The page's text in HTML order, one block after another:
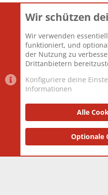
Themen
Mitglieder
Neuestes Mitglied
Community platform by XenForo®
and add-ons by ThemeHouse
Wir schützen
Wir verwenden
funktioniert, und
der Nutzung zu
Drittanbietern
Konfiguriere deine
Informationen
Alle
Optionale